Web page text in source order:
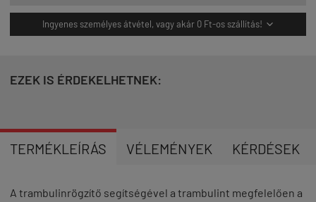
Ingyenes személyes átvétel, vagy akár 0 Ft-os szállítás! 
EZEK IS ÉRDEKELHETNEK:
TERMÉKLEÍRÁS VÉLEMÉNYEK KÉRDÉSEK
A trambulinrögzítő segítségével a trambulint megfelelően a